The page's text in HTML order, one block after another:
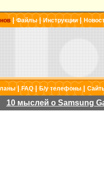
|Файлы|Инструкции|
|FAQ|Б/у телефоны|
10 мыслей о Samsung